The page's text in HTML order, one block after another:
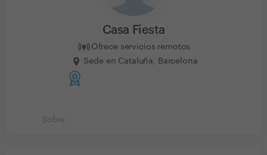
Casa Fiesta
Ofrece servicios remotos
Sede en Cataluña, Barcelona
Sobre